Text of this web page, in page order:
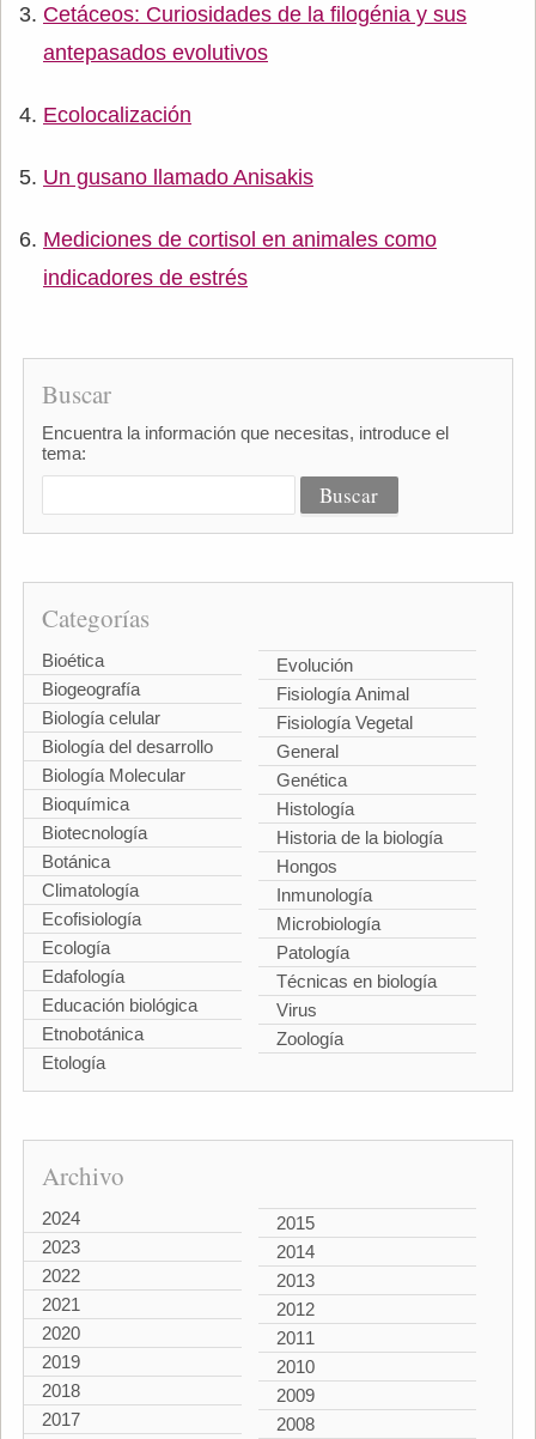
Cetáceos: Curiosidades de la filogénia y sus
antepasados evolutivos
Ecolocalización
Un gusano llamado Anisakis
Mediciones de cortisol en animales como
indicadores de estrés
Buscar
Encuentra la información que necesitas, introduce el
tema:
Categorías
Bioética
Biogeografía
Biología celular
Biología del desarrollo
Biología Molecular
Bioquímica
Biotecnología
Botánica
Climatología
Ecofisiología
Ecología
Edafología
Educación biológica
Etnobotánica
Etología
Evolución
Fisiología Animal
Fisiología Vegetal
General
Genética
Histología
Historia de la biología
Hongos
Inmunología
Microbiología
Patología
Técnicas en biología
Virus
Zoología
Archivo
2024
2023
2022
2021
2020
2019
2018
2017
2015
2014
2013
2012
2011
2010
2009
2008